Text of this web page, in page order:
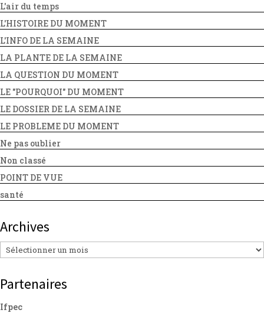
L'air du temps
L'HISTOIRE DU MOMENT
L'INFO DE LA SEMAINE
LA PLANTE DE LA SEMAINE
LA QUESTION DU MOMENT
LE "POURQUOI" DU MOMENT
LE DOSSIER DE LA SEMAINE
LE PROBLEME DU MOMENT
Ne pas oublier
Non classé
POINT DE VUE
santé
Archives
Archives
Partenaires
Ifpec